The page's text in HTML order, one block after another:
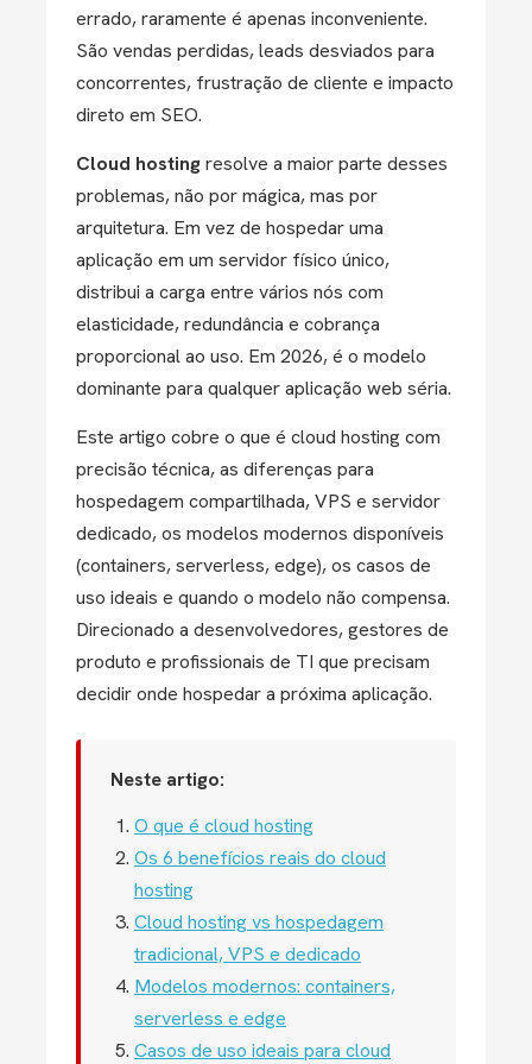
errado, raramente é apenas inconveniente.
São vendas perdidas, leads desviados para
concorrentes, frustração de cliente e impacto
direto em SEO.
Cloud hostingresolve a maior parte desses
problemas, não por mágica, mas por
arquitetura. Em vez de hospedar uma
aplicação em um servidor físico único,
distribui a carga entre vários nós com
elasticidade, redundância e cobrança
proporcional ao uso. Em 2026, é o modelo
dominante para qualquer aplicação web séria.
Este artigo cobre o que é cloud hosting com
precisão técnica, as diferenças para
hospedagem compartilhada, VPS e servidor
dedicado, os modelos modernos disponíveis
(containers, serverless, edge), os casos de
uso ideais e quando o modelo não compensa.
Direcionado a desenvolvedores, gestores de
produto e profissionais de TI que precisam
decidir onde hospedar a próxima aplicação.
Neste artigo:
O que é cloud hosting
Os 6 benefícios reais do cloud
hosting
Cloud hosting vs hospedagem
tradicional, VPS e dedicado
Modelos modernos: containers,
serverless e edge
Casos de uso ideais para cloud